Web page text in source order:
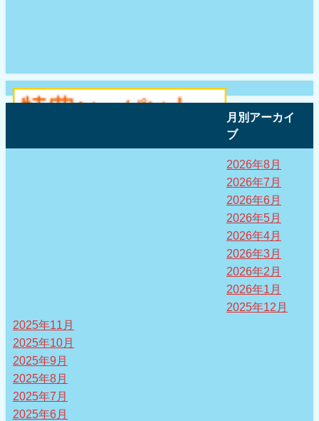
月別アーカイ
ブ
2026年8月
2026年7月
2026年6月
2026年5月
2026年4月
2026年3月
2026年2月
2026年1月
2025年12月
2025年11月
2025年10月
2025年9月
2025年8月
2025年7月
2025年6月